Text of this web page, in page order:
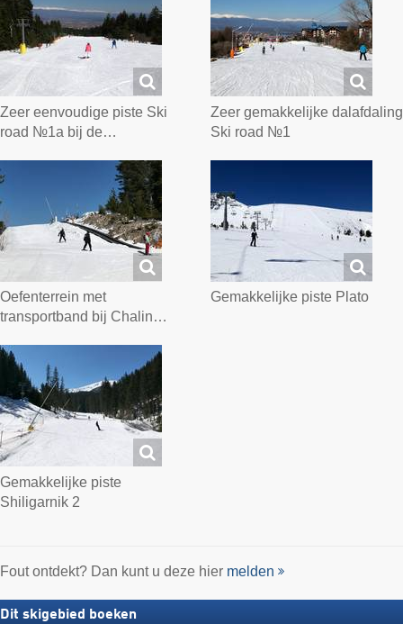
Zeer eenvoudige piste Ski
road №1a bij de…
Zeer gemakkelijke dalafdaling
Ski road №1
Oefenterrein met
transportband bij Chalin…
Gemakkelijke piste Plato
Gemakkelijke piste
Shiligarnik 2
Fout ontdekt? Dan kunt u deze hier melden
Dit skigebied boeken